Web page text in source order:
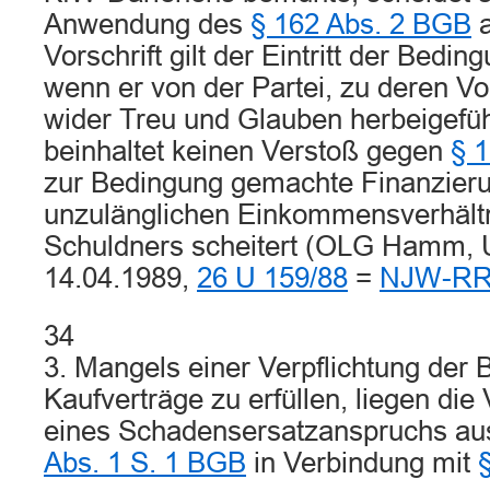
Anwendung des § 162 Abs. 2 BGB
Vorschrift gilt der Eintritt der
wenn er von der Partei, zu deren
wider Treu und Glauben
beinhaltet keinen Verstoß gegen §
zur Bedingung gemachte
unzulänglichen
Schuldners scheitert (OLG Hamm,
14.04.1989, 26 U 159/88 = NJW-
34
3. Mangels einer Verpflichtung der
Kaufverträge zu erfüllen, liegen die
eines Schadensersatzanspruchs
Abs. 1 S. 1 BGB in Verbindung mit